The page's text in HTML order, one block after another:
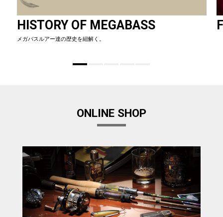
HISTORY OF MEGABASS
メガバスルアー達の歴史を紐解く。
ONLINE SHOP